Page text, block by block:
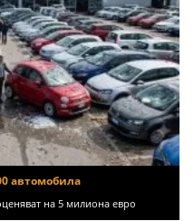
автомобила
на 5 милиона евро